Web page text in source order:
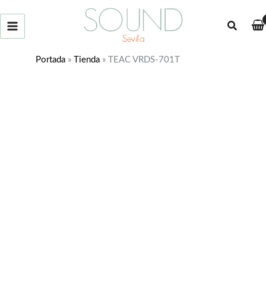
Buscar
Portada » Tienda » TEAC VRDS-701T